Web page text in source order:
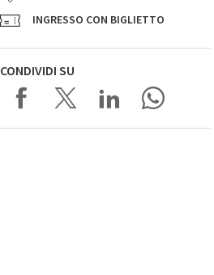
INGRESSO CON BIGLIETTO
CONDIVIDI SU